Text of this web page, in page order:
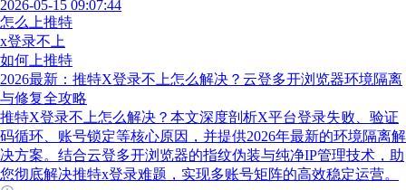
2026-05-15 09:07:44
怎么上推特
x登录不上
如何上推特
2026最新：推特X登录不上怎么解决？云登多开浏览器环境隔离
与修复全攻略
推特X登录不上怎么解决？本文深度剖析X平台登录失败、验证
码循环、账号锁定等核心原因，并提供2026年最新的环境隔离解
决方案。结合云登多开浏览器的指纹伪装与纯净IP管理技术，助
您彻底解决推特x登录难题，实现多账号矩阵的高效稳定运营。